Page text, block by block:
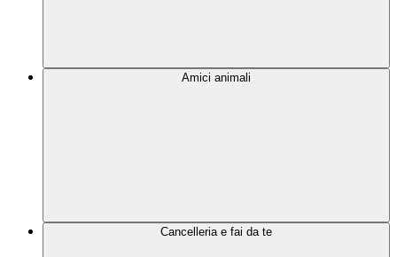
Amici animali
Cancelleria e fai da te